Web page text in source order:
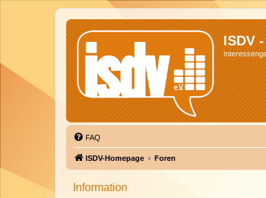
ISDV
FAQ
ISDV-Homepage Foren
Information